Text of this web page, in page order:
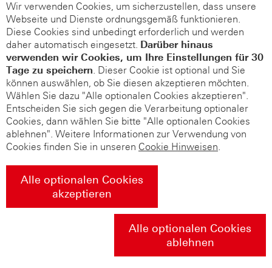
Wir verwenden Cookies, um sicherzustellen, dass unsere
Webseite und Dienste ordnungsgemäß funktionieren.
Diese Cookies sind unbedingt erforderlich und werden
daher automatisch eingesetzt. Darüber hinaus
verwenden wir Cookies, um Ihre Einstellungen für 30
Tage zu speichern. Dieser Cookie ist optional und Sie
können auswählen, ob Sie diesen akzeptieren möchten.
Wählen Sie dazu "Alle optionalen Cookies akzeptieren".
Entscheiden Sie sich gegen die Verarbeitung optionaler
Cookies, dann wählen Sie bitte "Alle optionalen Cookies
ablehnen". Weitere Informationen zur Verwendung von
Cookies finden Sie in unseren Cookie Hinweisen.
Alle optionalen Cookies
akzeptieren
Alle optionalen Cookies
ablehnen